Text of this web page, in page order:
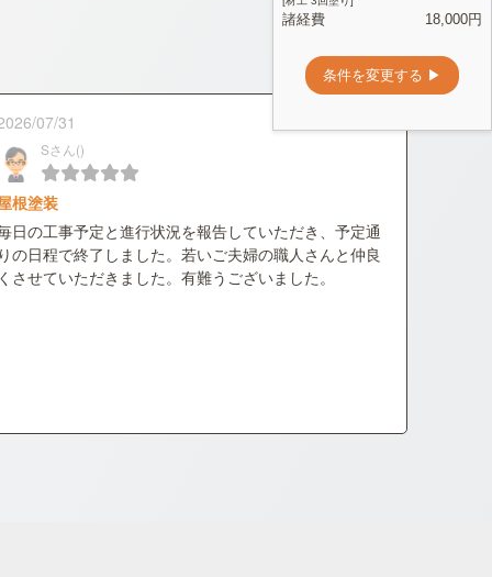
07/31
Sさん()
根塗装
日の工事予定と進行状況を報告していただき、予定通
りの日程で終了しました。若いご夫婦の職人さんと仲良
くさせていただきました。有難うございました。